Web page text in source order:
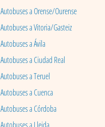
Autobuses a Orense/Ourense
Autobuses a Vitoria/Gasteiz
Autobuses a Ávila
Autobuses a Ciudad Real
Autobuses a Teruel
Autobuses a Cuenca
Autobuses a Córdoba